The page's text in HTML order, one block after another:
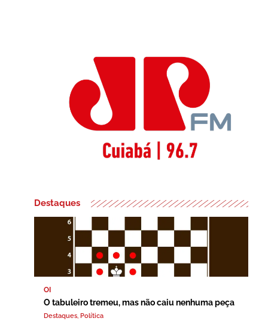
Destaques
OI
O tabuleiro tremeu, mas não caiu nenhuma peça
Destaques, Política